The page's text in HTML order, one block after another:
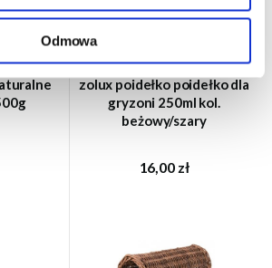
Odmowa
zolux poidełko poidełko dla
gryzoni 250ml kol.
beżowy/szary
16,00 zł